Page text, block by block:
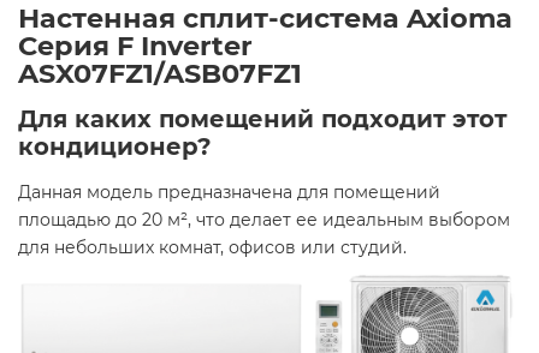
Настенная сплит-система Axioma
Серия F Inverter
ASX07FZ1/ASB07FZ1
Для каких помещений подходит этот
кондиционер?
Данная модель предназначена для помещений
площадью до 20 м², что делает ее идеальным выбором
для небольших комнат, офисов или студий.​